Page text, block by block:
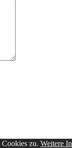
zu. Weitere